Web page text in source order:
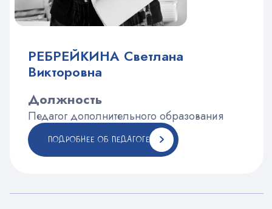
РЕБРЕЙКИНА Светлана
Викторовна
Должность
Педагог дополнительного образования
ПОДРОБНЕЕ ОБ ПЕДАГОГЕ